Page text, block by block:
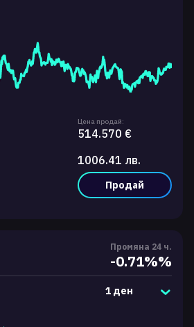
Цена продай:
514.570 €
1006.41 лв.
Продай
Промяна 24 ч.
-0.71%%
1 ден